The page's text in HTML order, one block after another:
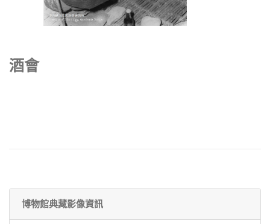
酒會
博物館典藏影像資訊